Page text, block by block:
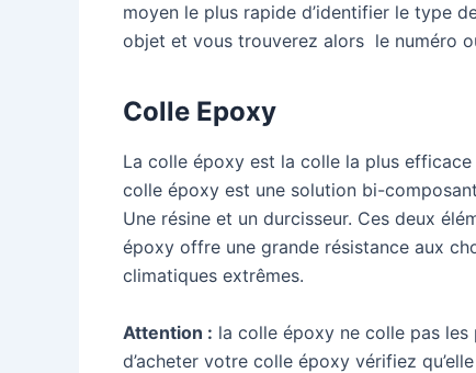
moyen le plus rapide d’identifier le type
objet et vous trouverez alors le numéro
Colle Epoxy
La colle époxy est la colle la plus
colle époxy est une solution bi-
Une résine et un durcisseur. Ces deux
époxy offre une grande résistance aux
climatiques extrêmes.
Attention : la colle époxy ne colle pas les
d’acheter votre colle époxy vérifiez